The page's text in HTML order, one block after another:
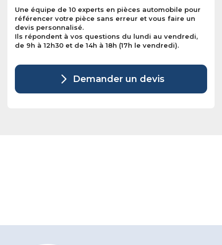
Une équipe de 10 experts en pièces automobile pour
référencer votre pièce sans erreur et vous faire un
devis personnalisé.
Ils répondent à vos questions du lundi au vendredi,
de 9h à 12h30 et de 14h à 18h (17h le vendredi).
Demander un devis